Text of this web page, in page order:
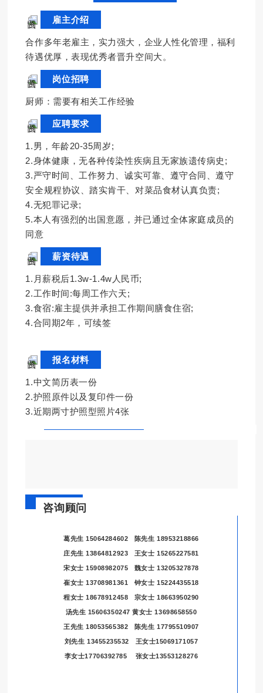
雇主介绍
合作多年老雇主，实力强大，企业人性化管理，福利
待遇优厚，表现优秀者晋升空间大。
岗位招聘
厨师：需要有相关工作经验
应聘要求
1.男，年龄20-35周岁;
2.身体健康，无各种传染性疾病且无家族遗传病史;
3.严守时间、工作努力、诚实可靠、遵守合同、遵守
安全规程协议、踏实肯干、对菜品食材认真负责;
4.无犯罪记录;
5.本人有强烈的出国意愿，并已通过全体家庭成员的
同意
薪资待遇
1.月薪税后1.3w-1.4w人民币;
2.工作时间:每周工作六天;
3.食宿:雇主提供并承担工作期间膳食住宿;
4.合同期2年，可续签
报名材料
1.中文简历表一份
2.护照原件以及复印件一份
3.近期两寸护照型照片4张
咨询顾问
葛先生 15064284602 陈先生 18953218866
庄先生 13864812923 王女士 15265227581
宋女士 15908982075 魏女士 13205327878
崔女士 13708981361 钟女士 15224435518
程女士 18678912458 宗女士 18663950290
汤先生 15606350247黄女士 13698658550
王先生 18053565382 陈先生 17795510907
刘先生 13455235532 王女士15069171057
李女士17706392785 张女士13553128276